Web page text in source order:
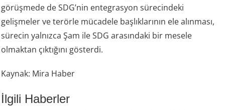
görüşmede de SDG’nin entegrasyon sürecindeki
gelişmeler ve terörle mücadele başlıklarının ele alınması,
sürecin yalnızca Şam ile SDG arasındaki bir mesele
olmaktan çıktığını gösterdi.
Kaynak: Mira Haber
İlgili Haberler